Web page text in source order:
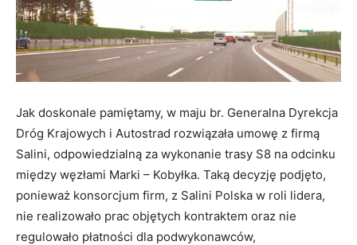
Jak doskonale pamiętamy, w maju br. Generalna Dyrekcja
Dróg Krajowych i Autostrad rozwiązała umowę z firmą
Salini, odpowiedzialną za wykonanie trasy S8 na odcinku
między węzłami Marki – Kobyłka. Taką decyzję podjęto,
ponieważ konsorcjum firm, z Salini Polska w roli lidera,
nie realizowało prac objętych kontraktem oraz nie
regulowało płatności dla podwykonawców,